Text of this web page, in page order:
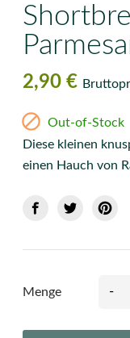
2,90 €
 Out-of-Stock
Diese kleinen
einen Hauch von
Menge -